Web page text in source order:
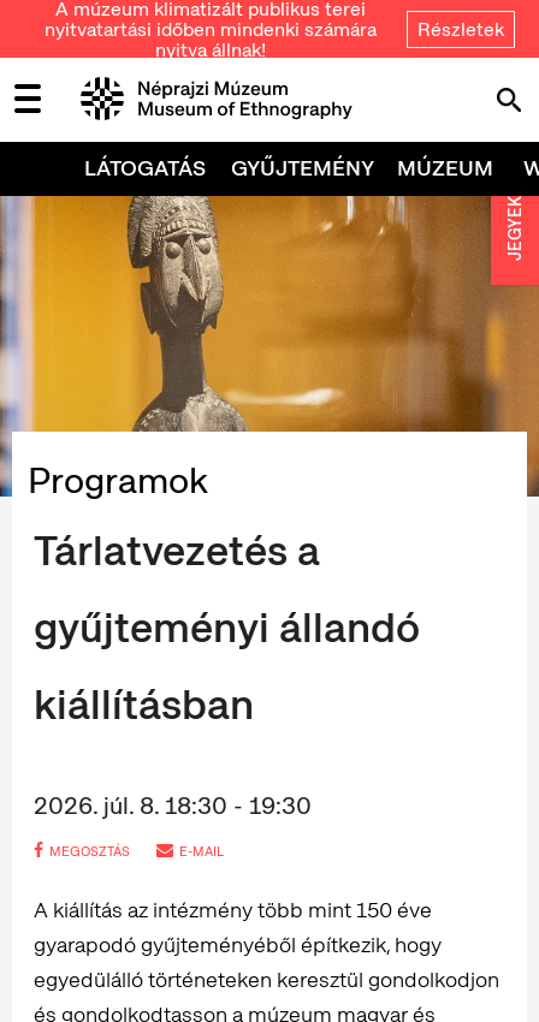
A múzeum klimatizált publikus terei
nyitvatartási időben mindenki számára
nyitva állnak!
Részletek
LÁTOGATÁS GYŰJTEMÉNY MÚZEUM
Programok
Tárlatvezetés a
gyűjteményi állandó
kiállításban
2026. júl. 8. 18:30 - 19:30
MEGOSZTÁS E-MAIL
A kiállítás az intézmény több mint 150 éve
gyarapodó gyűjteményéből építkezik, hogy
egyedülálló történeteken keresztül gondolkodjon
és gondolkodtasson a múzeum magyar és
JEGYEK